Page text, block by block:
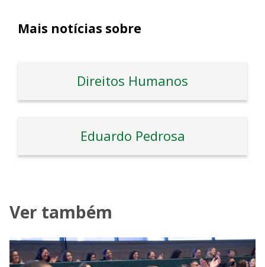
Mais notícias sobre
Direitos Humanos
Eduardo Pedrosa
Ver também